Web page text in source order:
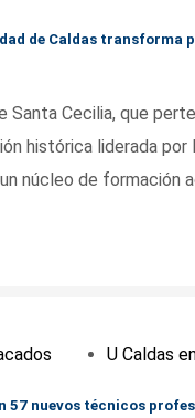
de Caldas transforma
Santa Cecilia, que
histórica liderada por
núcleo de formación
U Caldas
57 nuevos técnicos